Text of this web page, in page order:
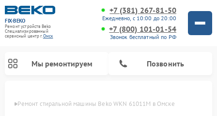
FIX-BEKO
Ремонт устройств Beko
Специализированный
cервисный центр г.Омск
+7 (381) 267-81-50
Ежедневно, с 10:00 до 20:00
+7 (800) 101-01-54
Звонок бесплатный по РФ
Мы ремонтируем Позвонить
Ремонт стиральной машины Beko WKN 61011M в Омске